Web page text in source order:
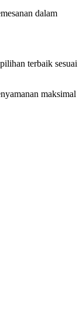
dalam
terbaik sesuai
maksimal